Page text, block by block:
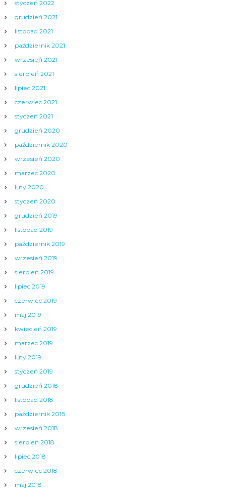
styczeń 2022
grudzień 2021
listopad 2021
październik 2021
wrzesień 2021
sierpień 2021
lipiec 2021
czerwiec 2021
styczeń 2021
grudzień 2020
październik 2020
wrzesień 2020
marzec 2020
luty 2020
styczeń 2020
grudzień 2019
listopad 2019
październik 2019
wrzesień 2019
sierpień 2019
lipiec 2019
czerwiec 2019
maj 2019
kwiecień 2019
marzec 2019
luty 2019
styczeń 2019
grudzień 2018
listopad 2018
październik 2018
wrzesień 2018
sierpień 2018
lipiec 2018
czerwiec 2018
maj 2018